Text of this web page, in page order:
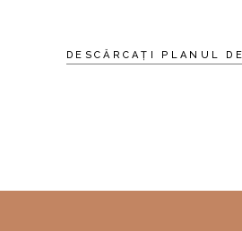
DESCĂRCAȚI PLANUL